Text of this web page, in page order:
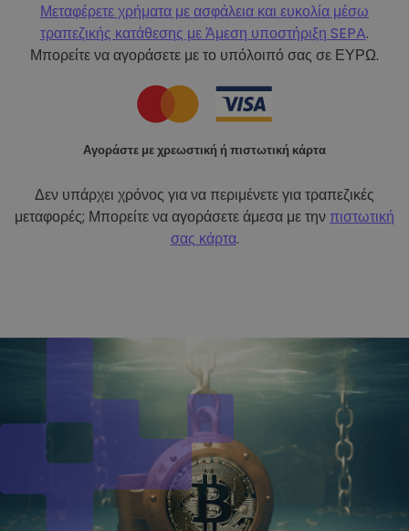
Μεταφέρετε χρήματα με ασφάλεια και ευκολία μέσω
τραπεζικής κατάθεσης μεΆμεση υποστήριξη SEPA.
Μπορείτε να αγοράσετε με το υπόλοιπό σας σε ΕΥΡΩ.
Αγοράστε με χρεωστική ή πιστωτική κάρτα
Δεν υπάρχει χρόνος για να περιμένετε για τραπεζικές
μεταφορές; Μπορείτε να αγοράσετε άμεσα με τηνπιστωτική
σας κάρτα.